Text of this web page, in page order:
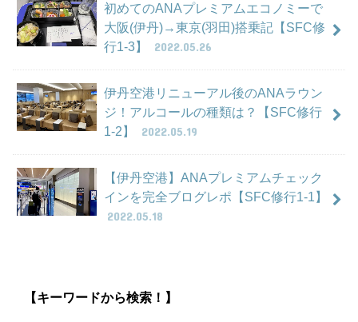
初めてのANAプレミアムエコノミーで
大阪(伊丹)→東京(羽田)搭乗記【SFC修
行1-3】
2022.05.26
伊丹空港リニューアル後のANAラウン
ジ！アルコールの種類は？【SFC修行
1-2】
2022.05.19
【伊丹空港】ANAプレミアムチェック
インを完全ブログレポ【SFC修行1-1】
2022.05.18
【キーワードから検索！】